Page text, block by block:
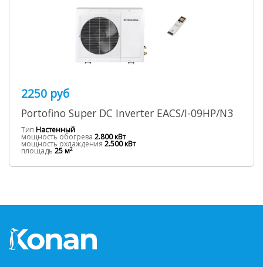
2250 руб
Portofino Super DC Inverter EACS/I-09HP/N3
Тип Настенный
мощность обогрева 2.800 кВт
мощность охлаждения 2.500 кВт
площадь 25 м2